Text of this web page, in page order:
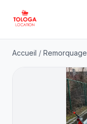
Accueil / Remorquage